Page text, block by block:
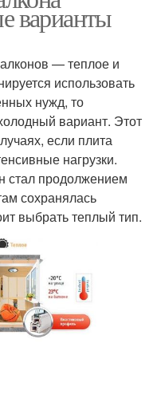
варианты
— теплое и
использовать
нужд, то
вариант. Этот
если плита
нагрузки.
стал продолжением
сохранялась
выбрать теплый тип.